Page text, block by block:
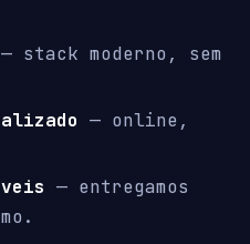
— stack moderno, sem
— online,
— entregamos